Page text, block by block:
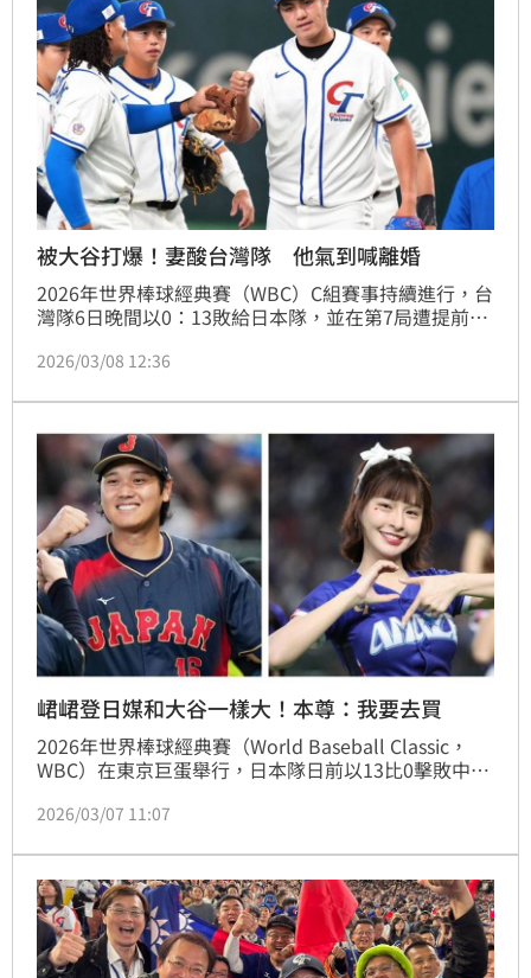
被大谷打爆！妻酸台灣隊 他氣到喊離婚
2026年世界棒球經典賽（WBC）C組賽事持續進行，台
灣隊6日晚間以0：13敗給日本隊，並在第7局遭提前結
妻子聊天時談到比賽戰況，當時台灣隊已落後6分，他
回應「台灣隊不認真很丟臉」，讓他當場感到不滿。
2026/03/08 12:36
峮峮登日媒和大谷一樣大！本尊：我要去買
2026年世界棒球經典賽（World Baseball Classic，
WBC）在東京巨蛋舉行，日本隊日前以13比0擊敗中華
多家報紙以大篇幅報導這場比賽，不過有台灣網友翻閱
相當醒目，甚至被形容「版面看起來不輸大谷」，讓部
分網友打趣留言：「峮峮肯定碾壓大谷了，精神勝利
法！」
2026/03/07 11:07